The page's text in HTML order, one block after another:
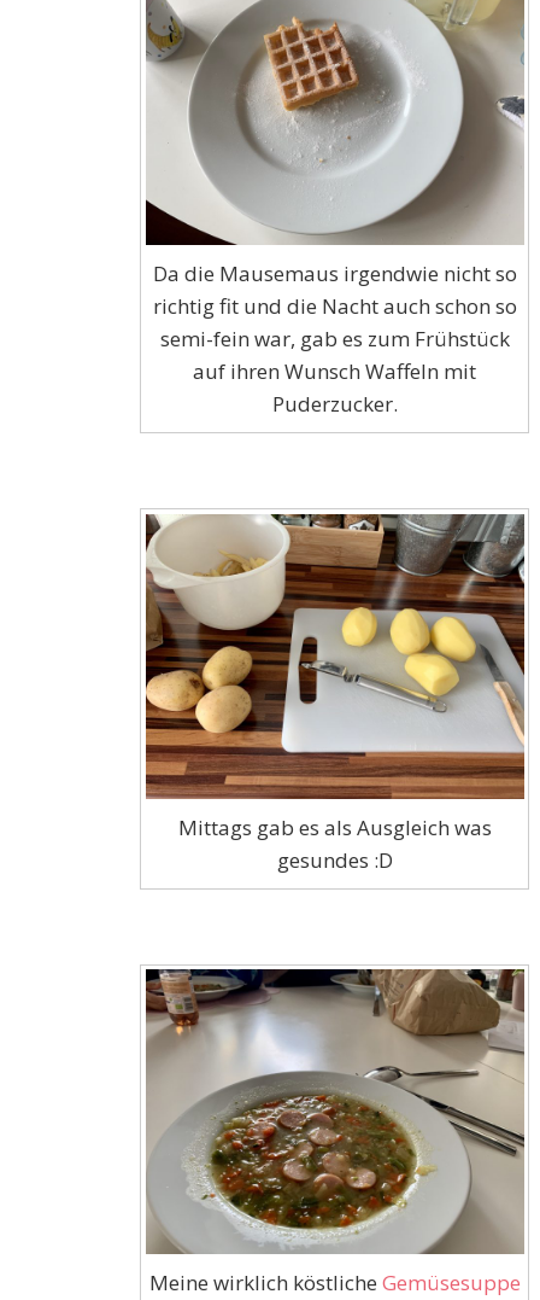
Da die Mausemaus irgendwie nicht so
richtig fit und die Nacht auch schon so
semi-fein war, gab es zum Frühstück
auf ihren Wunsch Waffeln mit
Puderzucker.
Mittags gab es als Ausgleich was
gesundes :D
Meine wirklich köstliche Gemüsesuppe